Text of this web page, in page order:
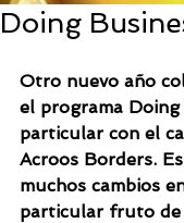
Doing
Otro nuevo año
el programa Doing
particular con el
Acroos Borders.
muchos cambios
particular fruto de